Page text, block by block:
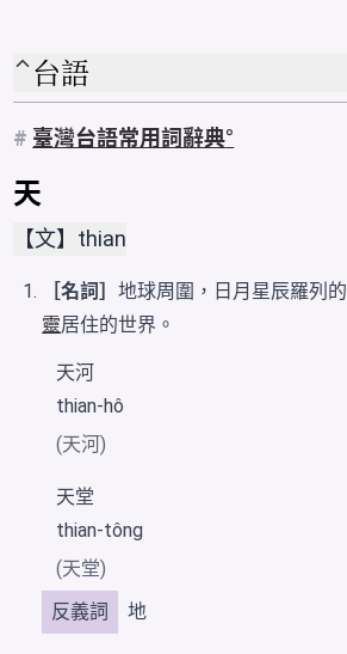
台語
# 臺灣台語常用詞辭典
天
【文】thian
［名詞］地球周圍，日月星辰羅列的
靈居住的世界。
天河
thian-hô
(天河)
天堂
thian-tông
(天堂)
反義詞
地